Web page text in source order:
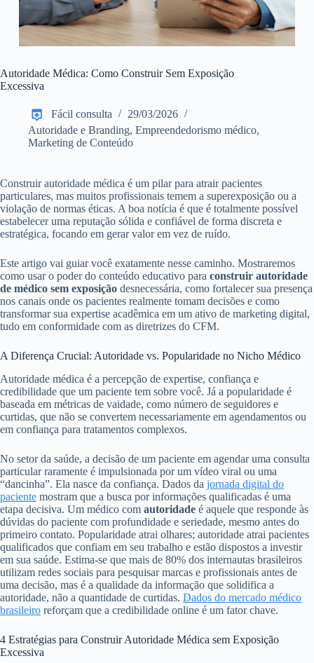
Autoridade Médica: Como Construir Sem Exposição
Excessiva
Fácil consulta
29/03/2026
Autoridade e Branding, Empreendedorismo médico,
Marketing de Conteúdo
Construir autoridade médica é um pilar para atrair pacientes
particulares, mas muitos profissionais temem a superexposição ou a
violação de normas éticas. A boa notícia é que é totalmente possível
estabelecer uma reputação sólida e confiável de forma discreta e
estratégica, focando em gerar valor em vez de ruído.
Este artigo vai guiar você exatamente nesse caminho. Mostraremos
como usar o poder do conteúdo educativo para construir autoridade
de médico sem exposição desnecessária, como fortalecer sua presença
nos canais onde os pacientes realmente tomam decisões e como
transformar sua expertise acadêmica em um ativo de marketing digital,
tudo em conformidade com as diretrizes do CFM.
A Diferença Crucial: Autoridade vs. Popularidade no Nicho Médico
Autoridade médica é a percepção de expertise, confiança e
credibilidade que um paciente tem sobre você. Já a popularidade é
baseada em métricas de vaidade, como número de seguidores e
curtidas, que não se convertem necessariamente em agendamentos ou
em confiança para tratamentos complexos.
No setor da saúde, a decisão de um paciente em agendar uma consulta
particular raramente é impulsionada por um vídeo viral ou uma
“dancinha”. Ela nasce da confiança. Dados da jornada digital do
paciente mostram que a busca por informações qualificadas é uma
etapa decisiva. Um médico com autoridade é aquele que responde às
dúvidas do paciente com profundidade e seriedade, mesmo antes do
primeiro contato. Popularidade atrai olhares; autoridade atrai pacientes
qualificados que confiam em seu trabalho e estão dispostos a investir
em sua saúde. Estima-se que mais de 80% dos internautas brasileiros
utilizam redes sociais para pesquisar marcas e profissionais antes de
uma decisão, mas é a qualidade da informação que solidifica a
autoridade, não a quantidade de curtidas. Dados do mercado médico
brasileiro reforçam que a credibilidade online é um fator chave.
4 Estratégias para Construir Autoridade Médica sem Exposição
Excessiva